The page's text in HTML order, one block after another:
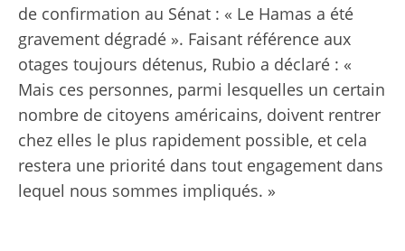
de confirmation au Sénat : « Le Hamas a été
gravement dégradé ». Faisant référence aux
otages toujours détenus, Rubio a déclaré : «
Mais ces personnes, parmi lesquelles un certain
nombre de citoyens américains, doivent rentrer
chez elles le plus rapidement possible, et cela
restera une priorité dans tout engagement dans
lequel nous sommes impliqués. »